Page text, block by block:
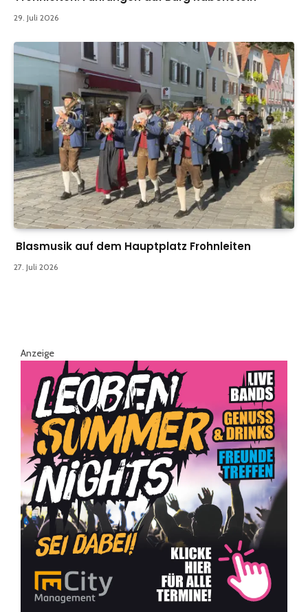
29. Juli 2026
Blasmusik auf dem Hauptplatz Frohnleiten
27. Juli 2026
Anzeige